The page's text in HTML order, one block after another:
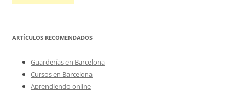
ARTÍCULOS RECOMENDADOS
Guarderías en Barcelona
Cursos en Barcelona
Aprendiendo online